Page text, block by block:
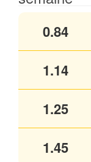
0.84
1.14
1.25
1.45